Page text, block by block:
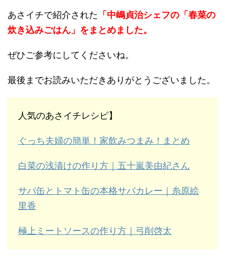
あさイチで紹介された 「中嶋貞治シェフの「春菜の
炊き込みごはん」をまとめました。
ぜひご参考にしてくださいね。
最後までお読みいただきありがとうございました。
人気のあさイチレシピ】
ぐっち夫婦の簡単！家飲みつまみ！まとめ
白菜の浅漬けの作り方｜五十嵐美由紀さん
サバ缶とトマト缶の本格サバカレー｜糸原絵
里香
極上ミートソースの作り方｜弓削啓太